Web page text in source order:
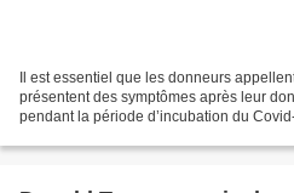
Il est essentiel que les donneurs
présentent des symptômes après leur
pendant la période d’incubation du